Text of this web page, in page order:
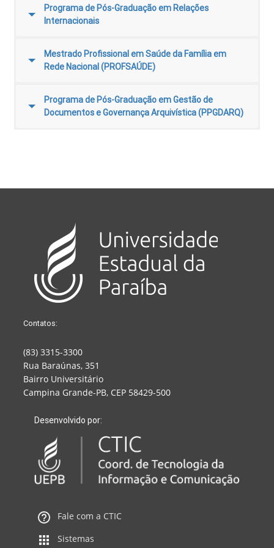
Programa de Pós-Graduação em Relações
Internacionais
Mestrado Profissional em Saúde da Família em
Rede Nacional (PROFSAÚDE)
Programa de Pós-Graduação em Gestão de
Documentos e Governança Arquivística (PPGDARQ)
Contatos:
(83) 3315-3300
Rua Baraúnas, 351
Bairro Universitário
Campina Grande-PB, CEP 58429-500
Desenvolvido por:
Fale com a CTIC
Sistemas